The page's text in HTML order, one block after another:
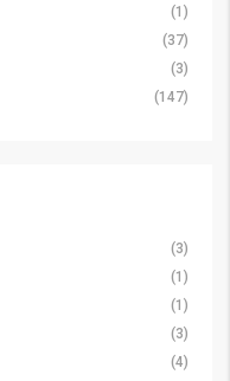
(1)
(37)
(3)
(147)
(3)
(1)
(1)
(3)
(4)